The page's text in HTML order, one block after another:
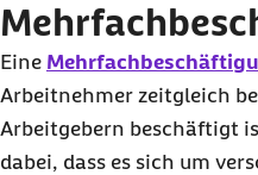
Eine
Arbeitnehmer zeitgleich
Arbeitgebern beschäftigt
dabei, dass es sich um